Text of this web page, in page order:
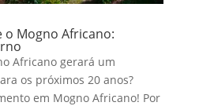
o Mogno Africano:
Africano gerará um
os próximos 20 anos?
em Mogno Africano! Por